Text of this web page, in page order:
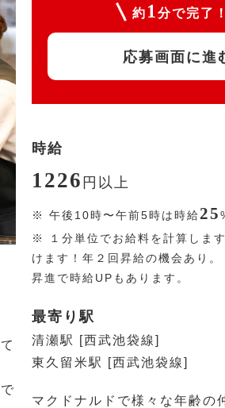
約 1 分で完了！
応募画面に進
時給
1226 円 以上
※ 午後10時〜午前5時は時給25
※
１分単位でお給料を計算しま
けます！年２回昇給の機会あり
昇進で時給UPもあります。
最寄り駅
清瀬駅 [西武池袋線]
東久留米駅 [西武池袋線]
マクドナルドで様々な年齢の